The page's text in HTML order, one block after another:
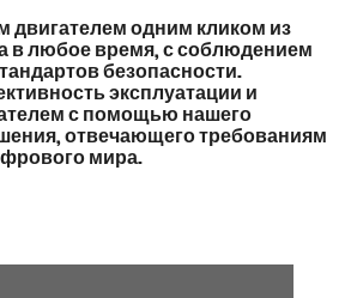
двигателем одним кликом из
в любое время, с соблюдением
безопасности.
эксплуатации и
с помощью нашего
отвечающего требованиям
мира.